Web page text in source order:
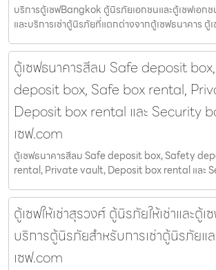
บริการตู้เซฟBangkok ตู้นิรภัยเอกชนและตู้เซฟเอกช
และบริการเช่าตู้นิรภัยที่แตกต่างจากตู้เซฟธนาคาร ตู้เ
ตู้เซฟธนาคารสีลม Safe deposit
deposit box, Safe box rental,
Deposit box rental และ Security
เซฟ.com
ตู้เซฟธนาคารสีลม Safe deposit box, Safety
rental, Private vault, Deposit box rental และ
ตู้เซฟให้เช่าสุรวงศ์ ตู้นิรภัยให้เช่าและตู้เ
บริการตู้นิรภัยสำหรับการเช่าตู้นิรภัยแล
เซฟ.com